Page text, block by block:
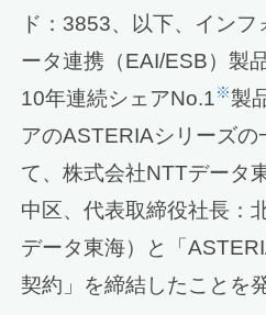
ド：3853、以下、イン
ータ連携（EAI/ESB）製
10年連続シェアNo.1※製
アのASTERIAシリーズの
て、株式会社NTTデータ
中区、代表取締役社長：
データ東海）と「
契約」を締結したことを